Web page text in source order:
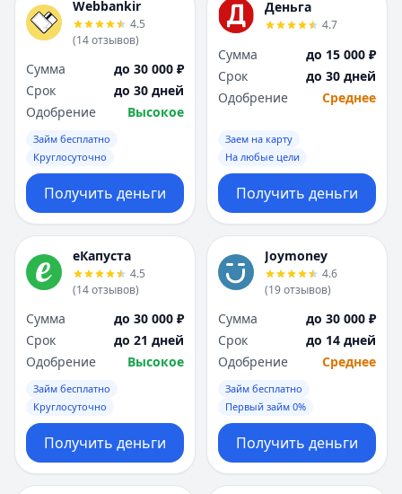
Webbankir
4.5
(14отзывов)
Сумма
до 30 000 ₽
Срок
до 30 дней
Одобрение
Высокое
Займ бесплатно
Круглосуточно
Получить деньги
Деньга
4.7
Сумма
до 15 000 ₽
Срок
до 30 дней
Одобрение
Среднее
Заем на карту
На любые цели
Получить деньги
еКапуста
4.5
(14отзывов)
Сумма
до 30 000 ₽
Срок
до 21 дней
Одобрение
Высокое
Займ бесплатно
Круглосуточно
Получить деньги
Joymoney
4.6
(19отзывов)
Сумма
до 30 000 ₽
Срок
до 14 дней
Одобрение
Среднее
Займ бесплатно
Первый займ 0%
Получить деньги